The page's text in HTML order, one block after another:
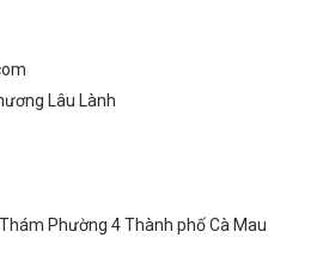
Lâu Lành
Phường 4 Thành phố Cà Mau